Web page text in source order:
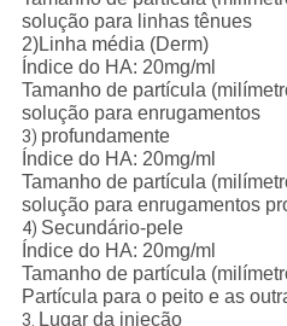
solução para linhas tênues
2)Linha média (Derm)
Índice do HA: 20mg/ml
Tamanho de partícula
solução para enrugamentos
3) profundamente
Índice do HA: 20mg/ml
Tamanho de partícula
solução para enrugamentos
4) Secundário-pele
Índice do HA: 20mg/ml
Tamanho de partícula
Partícula para o peito e as
3.
Lugar da injeção